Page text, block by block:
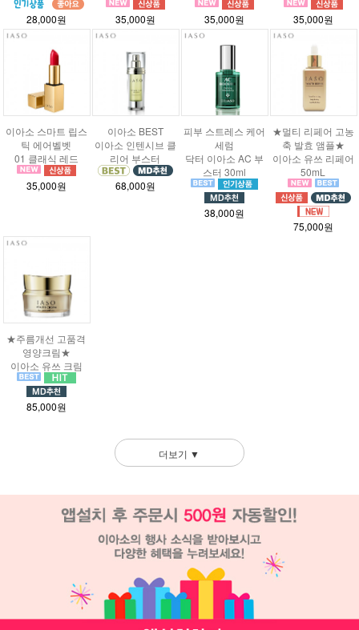
28,000원
35,000원
35,000원
35,000원
이아소 스마트 립스
틱 에어벨벳
01 클래식 레드
35,000원
이아소 BEST
이아소 인텐시브 클
리어 부스터
68,000원
피부 스트레스 케어
세럼
닥터 이아소 AC 부
스터 30ml
38,000원
★멀티 리페어 고농
축 발효 앰플★
이아소 유쓰 리페어
50mL
75,000원
★주름개선 고품격
영양크림★
이아소 유쓰 크림
85,000원
더보기 ▼